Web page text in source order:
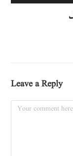
Leave a Reply